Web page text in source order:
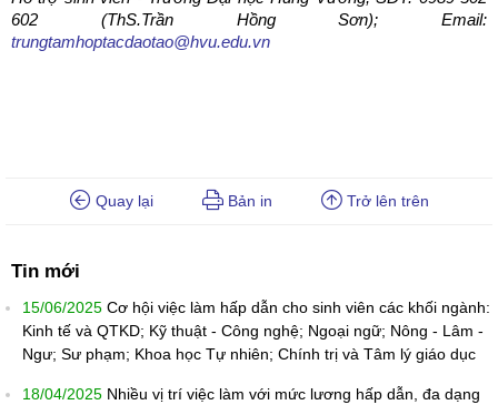
602 (ThS.Trần Hồng Sơn); Email:
trungtamhoptacdaotao@hvu.edu.vn
Quay lại Bản in Trở lên trên
Tin mới
15/06/2025 Cơ hội việc làm hấp dẫn cho sinh viên các khối ngành:
Kinh tế và QTKD; Kỹ thuật - Công nghệ; Ngoại ngữ; Nông - Lâm -
Ngư; Sư phạm; Khoa học Tự nhiên; Chính trị và Tâm lý giáo dục
18/04/2025 Nhiều vị trí việc làm với mức lương hấp dẫn, đa dạng